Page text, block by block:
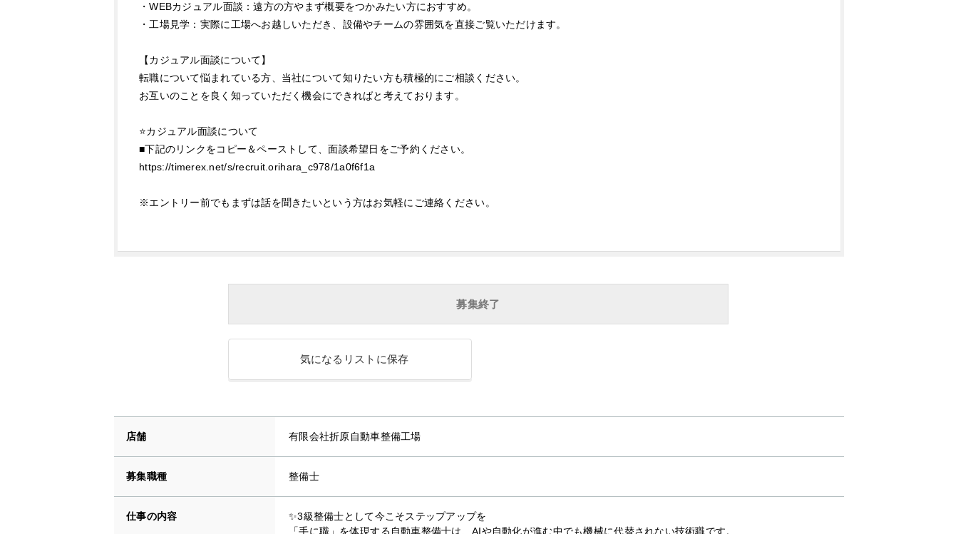
・WEBカジュアル面談：遠方の方やまず概要をつかみたい方におすすめ。
・工場見学：実際に工場へお越しいただき、設備やチームの雰囲気を直接ご覧いただけます。
【カジュアル面談について】
転職について悩まれている方、当社について知りたい方も積極的にご相談ください。
お互いのことを良く知っていただく機会にできればと考えております。
⭐カジュアル面談について
■下記のリンクをコピー＆ペーストして、面談希望日をご予約ください。
https://timerex.net/s/recruit.orihara_c978/1a0f6f1a
※エントリー前でもまずは話を聞きたいという方はお気軽にご連絡ください。
募集終了
気になるリストに保存
店舗 有限会社折原自動車整備工場
募集職種 整備士
仕事の内容
✨3級整備士として今こそステップアップを
「手に職」を体現する自動車整備士は、AIや自動化が進む中でも機械に代替されない技術職です。